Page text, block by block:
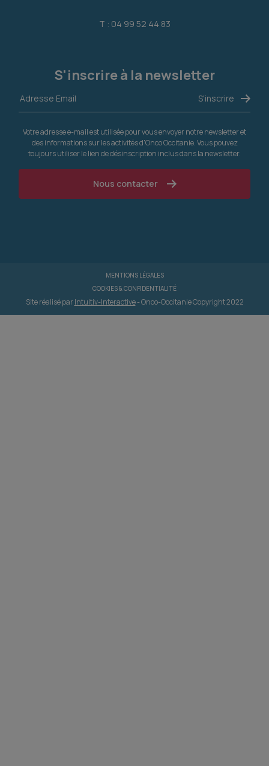
T : 04 99 52 44 83
S'inscrire à la newsletter
Votre adresse e-mail est utilisée pour vous envoyer notre newsletter et
des informations sur les activités d'Onco Occitanie. Vous pouvez
toujours utiliser le lien de désinscription inclus dans la newsletter.
Nous contacter
MENTIONS LÉGALES
COOKIES & CONFIDENTIALITÉ
Site réalisé parIntuitiv-Interactive- Onco-Occitanie Copyright 2022